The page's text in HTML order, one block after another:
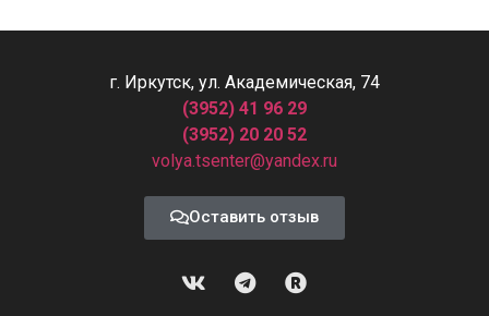
г. Иркутск, ул. Академическая, 74
(3952) 41 96 29
(3952) 20 20 52
volya.tsenter@yandex.ru
Оставить отзыв